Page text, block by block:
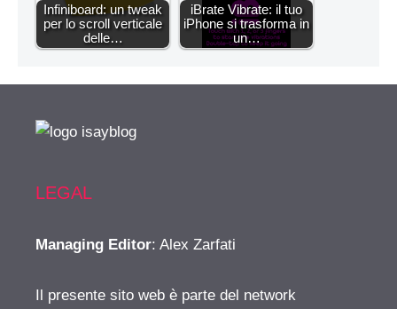
Infiniboard: un tweak
per lo scroll verticale
delle…
iBrate Vibrate: il tuo
iPhone si trasforma in
un…
LEGAL
Managing Editor: Alex Zarfati
Il presente sito web è parte del network